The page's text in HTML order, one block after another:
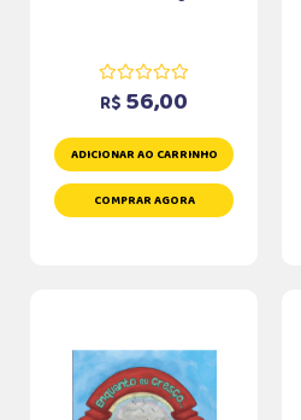
R$ 56,00
ADICIONAR AO CARRINHO
COMPRAR AGORA